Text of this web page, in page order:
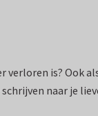
is? Ook
naar je